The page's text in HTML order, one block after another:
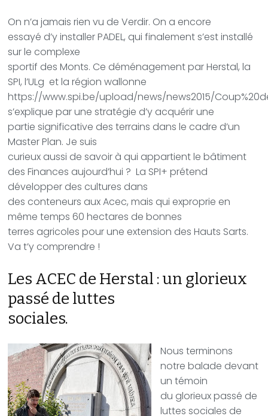
On n’a jamais rien vu de Verdir. On a encore
essayé d’y installer PADEL, qui finalement s’est installé
sur le complexe
sportif des Monts. Ce déménagement par Herstal, la
SPI, l’ULg et la région wallonne
https://www.spi.be/upload/news/news2015/
s’explique par une stratégie d’y acquérir une
partie significative des terrains dans le cadre d’un
Master Plan. Je suis
curieux aussi de savoir à qui appartient le bâtiment
des Finances aujourd’hui ? La SPI+ prétend
développer des cultures dans
des conteneurs aux Acec, mais qui exproprie en
même temps 60 hectares de bonnes
terres agricoles pour une extension des Hauts Sarts.
Va t’y comprendre !
Les ACEC de Herstal : un glorieux
passé de luttes
sociales.
Nous terminons
notre balade devant
un témoin
du glorieux passé de
luttes sociales de